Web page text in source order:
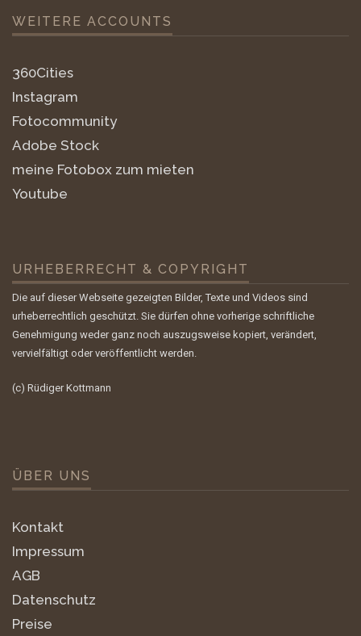
WEITERE ACCOUNTS
360Cities
Instagram
Fotocommunity
Adobe Stock
meine Fotobox zum mieten
Youtube
URHEBERRECHT & COPYRIGHT
Die auf dieser Webseite gezeigten Bilder, Texte und Videos sind
urheberrechtlich geschützt. Sie dürfen ohne vorherige schriftliche
Genehmigung weder ganz noch auszugsweise kopiert, verändert,
vervielfältigt oder veröffentlicht werden.
(c) Rüdiger Kottmann
ÜBER UNS
Kontakt
Impressum
AGB
Datenschutz
Preise